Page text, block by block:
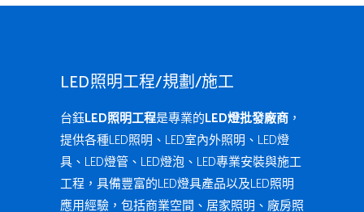
LED照明工程/規劃/施工
台鈺LED照明工程是專業的LED燈批發廠商 ，
提供各種LED照明、LED室內外照明、LED燈
具、LED燈管、LED燈泡、LED專業安裝與施工
工程，具備豐富的LED燈具產品以及LED照明
應用經驗，包括商業空間、居家照明、廠房照